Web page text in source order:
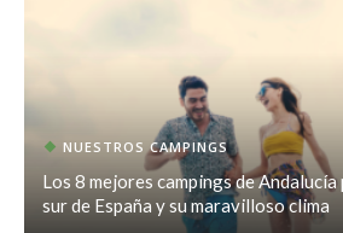
NUESTROS CAMPINGS
Los 8 mejores campings de
sur de España y su maravilloso clima